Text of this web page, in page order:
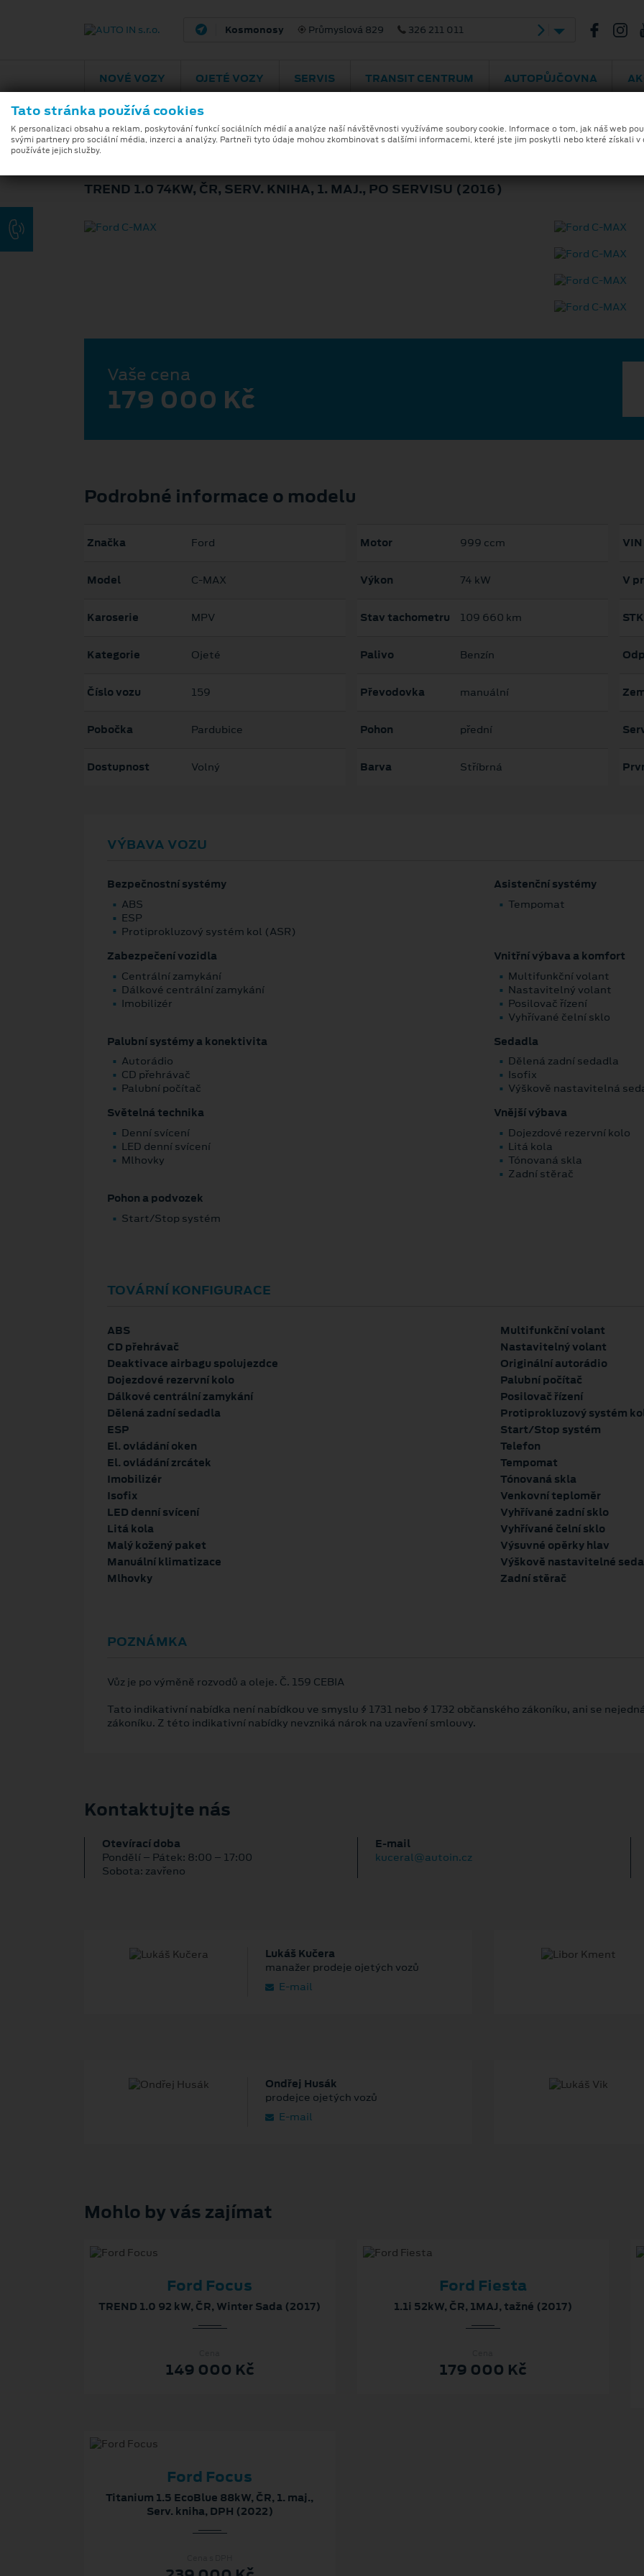
Pardubice Poděbradská 292 469 775 075
NOVÉ VOZY OJETÉ VOZY SERVIS TRANSIT CENTRUM AUTOPŮJČOVNA
FORD C-MAX
TREND 1.0 74KW, ČR, SERV. KNIHA, 1. MAJ., PO SERVISU (2016)
Vaše cena
179 000 Kč
Podrobné informace o modelu
Značka Ford
Model C-MAX
Karoserie MPV
Kategorie Ojeté
Číslo vozu 159
Pobočka Pardubice
Dostupnost Volný
Motor 999 ccm
Výkon 74 kW
Stav tachometru 109 660 km
Palivo Benzín
Převodovka manuální
Pohon přední
Barva Stříbrná
VIN
V
VÝBAVA VOZU
Bezpečnostní systémy
ABS
ESP
Protiprokluzový systém kol (ASR)
Asistenční systémy
Tempomat
Zabezpečení vozidla
Centrální zamykání
Dálkové centrální zamykání
Imobilizér
Vnitřní výbava a komfort
Multifunkční volant
Nastavitelný volant
Posilovač řízení
Vyhřívané čelní sklo
Palubní systémy a konektivita
Autorádio
CD přehrávač
Palubní počítač
Sedadla
Dělená zadní sedadla
Isofix
Výškově nastavitelná
Světelná technika
Denní svícení
LED denní svícení
Mlhovky
Vnější výbava
Dojezdové rezervní kolo
Litá kola
Tónovaná skla
Zadní stěrač
Pohon a podvozek
Start/Stop systém
TOVÁRNÍ KONFIGURACE
ABS
CD přehrávač
Deaktivace airbagu spolujezdce
Dojezdové rezervní kolo
Dálkové centrální zamykání
Dělená zadní sedadla
ESP
El. ovládání oken
El. ovládání zrcátek
Imobilizér
Isofix
LED denní svícení
Litá kola
Malý kožený paket
Manuální klimatizace
Mlhovky
Multifunkční volant
Nastavitelný volant
Originální autorádio
Palubní počítač
Posilovač řízení
Protiprokluzový systém
Start/Stop systém
Telefon
Tempomat
Tónovaná skla
Venkovní teploměr
Vyhřívané zadní sklo
Vyhřívané čelní sklo
Výsuvné opěrky hlav
Výškově nastavitelné
Zadní stěrač
POZNÁMKA
Vůz je po výměně rozvodů a oleje. Č. 159 CEBIA
Tato indikativní nabídka není nabídkou ve smyslu § 1731 nebo § 1732 občanského zákoníku, ani se
zákoníku. Z této indikativní nabídky nevzniká nárok na uzavření smlouvy.
Kontaktujte nás
Otevírací doba
Pondělí – Pátek: 8:00 – 17:00
Sobota: zavřeno
E‑mail
kuceral@autoin.cz
Lukáš Kučera
manažer prodeje ojetých vozů
E‑mail
Ondřej Husák
prodejce ojetých vozů
E‑mail
Mohlo by vás zajímat
Ford Focus
TREND 1.0 92 kW, ČR, Winter Sada (2017)
149 000 Kč
Ford Fiesta
1.1i 52kW, ČR, 1MAJ, tažné (2017)
179 000 Kč
Ford Focus
Titanium 1.5 EcoBlue 88kW, ČR, 1. maj.,
Serv. kniha, DPH (2022)
Tato stránka používá cookies
K personalizaci obsahu a reklam, poskytování funkcí sociálních médií a analýze naší návštěvnosti využíváme soubory cookie. Informace o tom, jak náš web
svými partnery pro sociální média, inzerci a analýzy. Partneři tyto údaje mohou zkombinovat s dalšími informacemi, které jste jim poskytli nebo které získali v
používáte jejich služby.